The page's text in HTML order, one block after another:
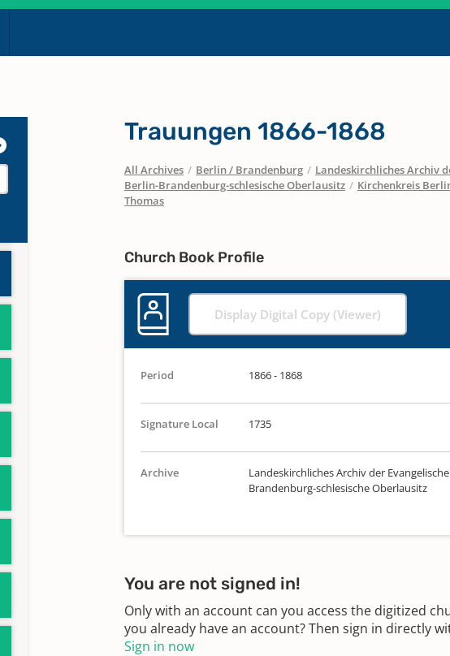
Trauungen 1866-1868
All Archives / Berlin / Brandenburg / Landeskirchliches Archiv
Berlin-Brandenburg-schlesische Oberlausitz / Kirchenkreis
Thomas
Church Book Profile
Display Digital Copy (Viewer)
Period 1866 - 1868
Signature Local 1735
Archive
Landeskirchliches Archiv der
Brandenburg-schlesische Oberlausitz
You are not signed in!
Only with an account can you access the digitized
you already have an account? Then sign in directly
Sign in now